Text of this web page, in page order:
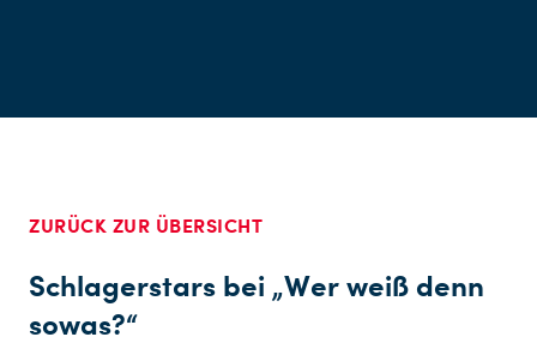
ZURÜCK ZUR ÜBERSICHT
Schlagerstars bei „Wer weiß denn
sowas?“